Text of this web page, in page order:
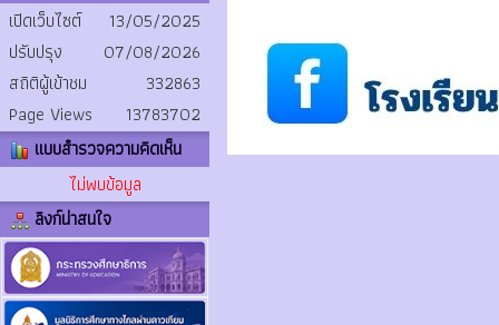
เปิดเว็บไซต์
13/05/2025
ปรับปรุง
07/08/2026
สถิติผู้เข้าชม
332863
Page Views
13783702
แบบสำรวจความคิดเห็น
ไม่พบข้อมูล
ลิงก์น่าสนใจ